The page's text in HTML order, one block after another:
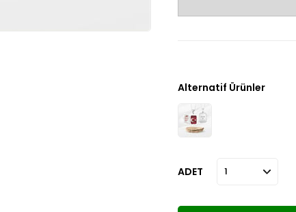
Alternatif Ürünler
ADET